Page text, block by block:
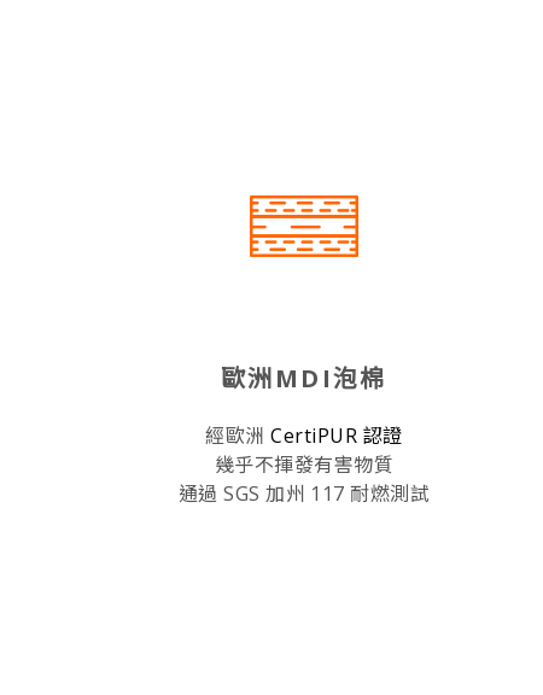
歐洲MDI泡棉
經歐洲CertiPUR 認證
幾乎不揮發有害物質
通過 SGS 加州 117 耐燃測試